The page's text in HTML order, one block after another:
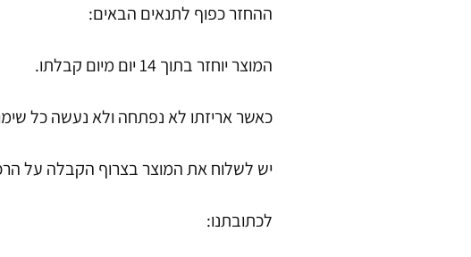
ההחזר כפוף לתנאים הבאים:
המוצר יוחזר בתוך 14 יום מיום קבלתו.
כאשר אריזתו לא נפתחה ולא נעשה כל
יש לשלוח את המוצר בצרוף הקבלה על
לכתובתנו: